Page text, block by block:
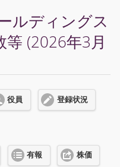
ルディングス
(2026年3月
役員 登録状況
有報 株価